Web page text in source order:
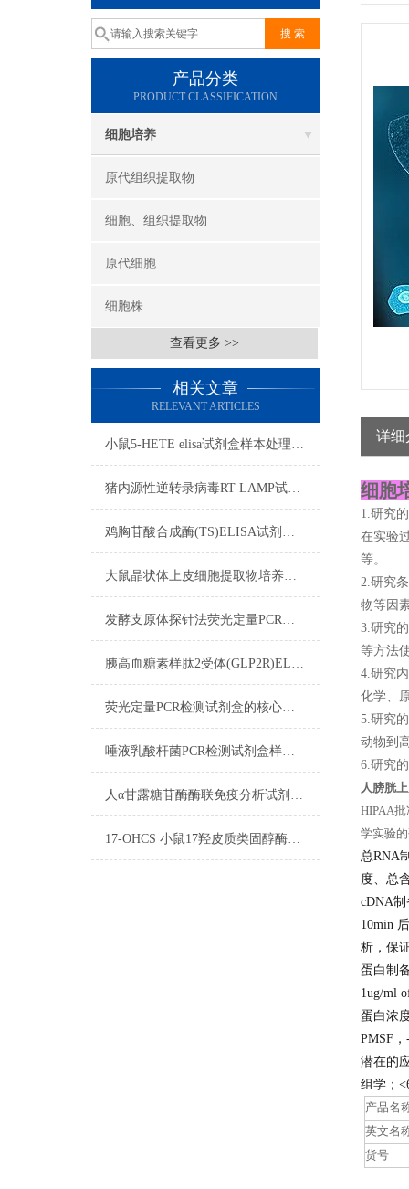
产品分类
PRODUCT CLASSIFICATION
细胞培养
原代组织提取物
细胞、组织提取物
原代细胞
细胞株
查看更多 >>
相关文章
RELEVANT ARTICLES
小鼠5-HETE elisa试剂盒​样本处理及要求
猪内源性逆转录病毒RT-LAMP试剂盒流程
鸡胸苷酸合成酶(TS)ELISA试剂盒样本处理及要求
大鼠晶状体上皮细胞提取物培养步骤
发酵支原体探针法荧光定量PCR检测试剂盒反应五要素
胰高血糖素样肽2受体(GLP2R)ELISA试剂盒双抗体夹心法
荧光定量PCR检测试剂盒的核心在于“实时”与“定量”
唾液乳酸杆菌PCR检测试剂盒样品DNA的制备
人α甘露糖苷酶酶联免疫分析试剂盒双抗体夹心法(检测未知抗原)
17-OHCS 小鼠17羟皮质类固醇酶联免疫试剂盒洗涤方法
详细
细胞
1.研究
在实验
等。
2.研究
物等因
3.研究
等方法
4.研究
化学、
5.研究
动物到
6.研究
人膀胱
HIPAA
学实验
总RNA
度、总
cDNA制
10min
析，保
蛋白制
1ug/ml
蛋白浓
PMSF
潜在的
组学；
产品名
英文名
货号